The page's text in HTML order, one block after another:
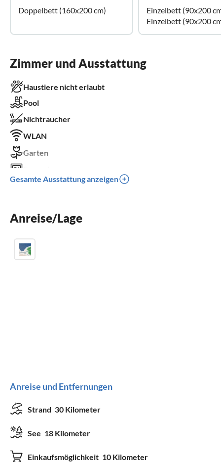
Doppelbett (160x200 cm)
Einzelbett (90x200
Einzelbett (90x200
Zimmer und Ausstattung
Haustiere nicht erlaubt
Pool
Nichtraucher
WLAN
Garten
Terrasse
Waschmaschine
Gesamte Ausstattung anzeigen
Anreise/Lage
Anreise und Entfernungen
Strand 30 Kilometer
See 18 Kilometer
Einkaufsmöglichkeit 10 Kilometer